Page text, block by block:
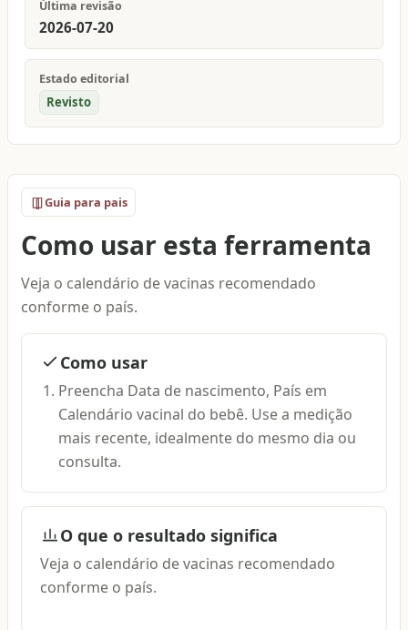
Última revisão
2026-07-20
Estado editorial
Revisto
Guia para pais
Como usar esta ferramenta
Veja o calendário de vacinas recomendado
conforme o país.
Como usar
Preencha Data de nascimento, País em
Calendário vacinal do bebê. Use a medição
mais recente, idealmente do mesmo dia ou
consulta.
O que o resultado significa
Veja o calendário de vacinas recomendado
conforme o país.